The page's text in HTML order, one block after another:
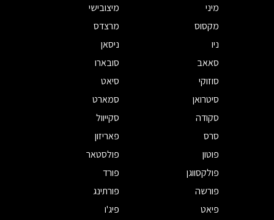
מיני
מיצובישי
מקסוס
מרצדס
ניו
ניסאן
סאאב
סובארו
סוזוקי
סיאט
סיטרואן
סמארט
סקודה
סקייוול
סרס
פאריזון
פוטון
פולסטאר
פולקסווגן
פורד
פורשה
פורתינג
פיאט
פיג'ו